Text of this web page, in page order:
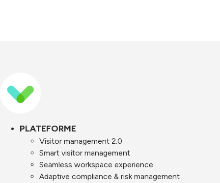
PLATEFORME
Visitor management 2.0
Smart visitor management
Seamless workspace experience
Adaptive compliance & risk management